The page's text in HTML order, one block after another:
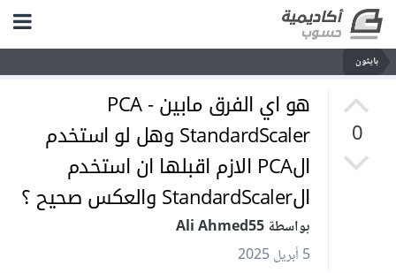
بايثون
0
هو اي الفرق مابين PCA -
StandardScaler وهل لو استخدم
الPCA الازم اقبلها ان استخدم
الStandardScaler والعكس صحيح ؟
بواسطة Ali Ahmed55
5 أبريل 2025